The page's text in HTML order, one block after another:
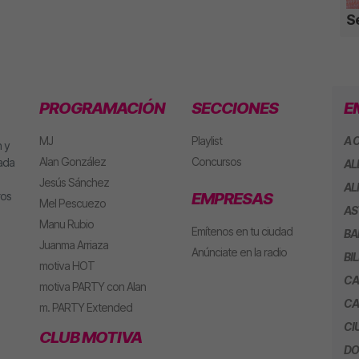
y
PROGRAMACIÓN
MJ
Alan González
Jesús Sánchez
Mel Pescuezo
Manu Rubio
Juanma Arriaza
motiva HOT
motiva PARTY con Alan
m. PARTY Extended
CLUB MOTIVA
SECCIONES
Playlist
Concursos
EMPRESAS
Emítenos en tu ciudad
Anúnciate en la radio
A